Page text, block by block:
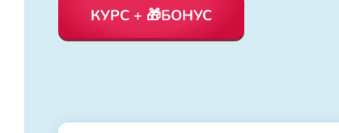
КУРС + 🎁БОНУС